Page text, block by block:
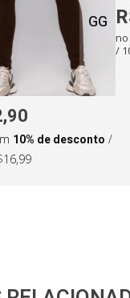
10% de desconto /
GG
no
/